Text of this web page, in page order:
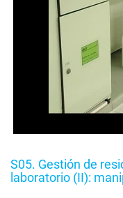
S05. Gestión de
laboratorio (II):